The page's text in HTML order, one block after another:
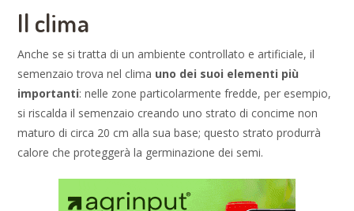
Il clima
Anche se si tratta di un ambiente controllato e artificiale, il
semenzaio trova nel clima uno dei suoi elementi più
importanti: nelle zone particolarmente fredde, per esempio,
si riscalda il semenzaio creando uno strato di concime non
maturo di circa 20 cm alla sua base; questo strato produrrà
calore che proteggerà la germinazione dei semi.